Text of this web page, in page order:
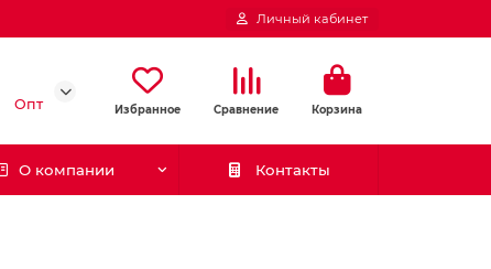
Личный кабинет
Опт Избранное Сравнение Корзина
О компании Контакты